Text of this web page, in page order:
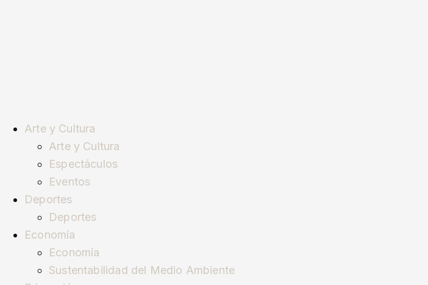
Arte y Cultura
Arte y Cultura
Espectáculos
Eventos
Deportes
Deportes
Economía
Economía
Sustentabilidad del Medio Ambiente